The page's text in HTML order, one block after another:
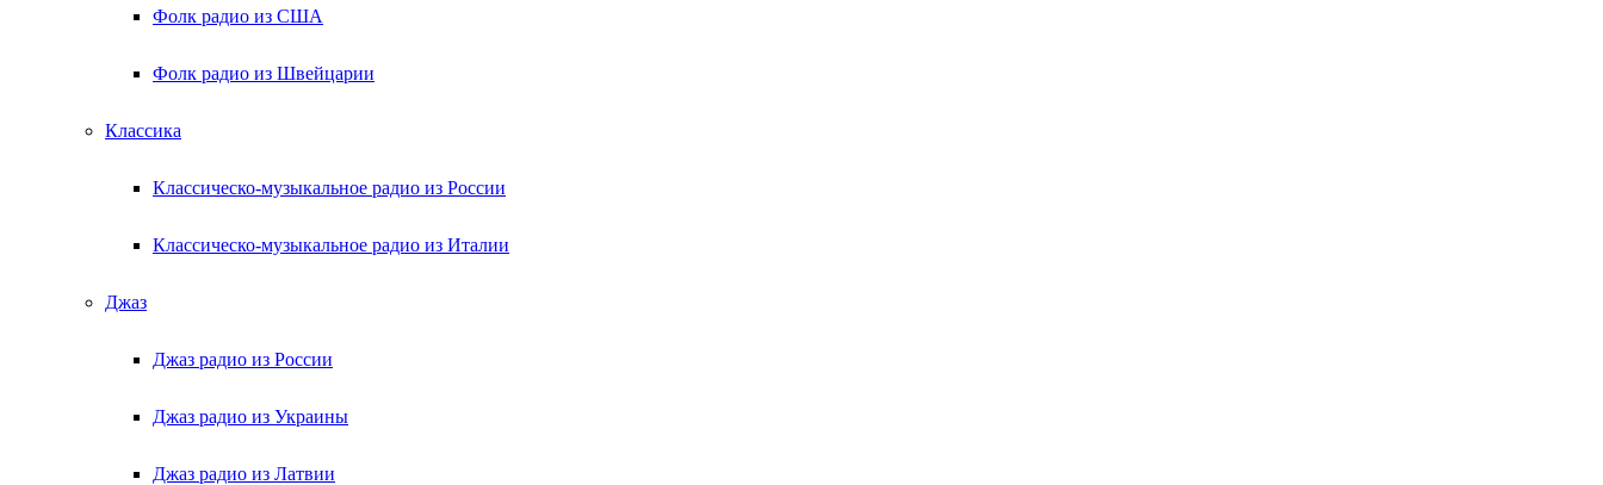
Фолк радио из США
Фолк радио из Швейцарии
Классика
Классическо-музыкальное радио из России
Классическо-музыкальное радио из Италии
Джаз
Джаз радио из России
Джаз радио из Украины
Джаз радио из Латвии